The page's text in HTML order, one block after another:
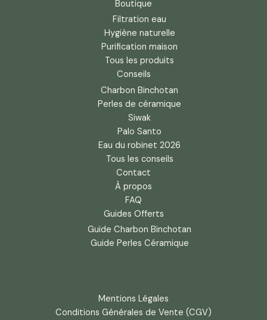
Boutique
Filtration eau
Hygiène naturelle
Purification maison
Tous les produits
Conseils
Charbon Binchotan
Perles de céramique
Siwak
Palo Santo
Eau du robinet 2026
Tous les conseils
Contact
À propos
FAQ
Guides Offerts
Guide Charbon Binchotan
Guide Perles Céramique
Mentions Légales
Conditions Générales de Vente (CGV)